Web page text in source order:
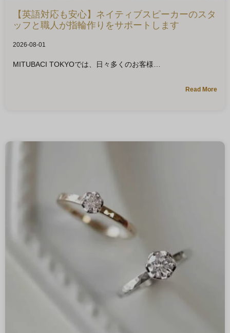
【英語対応も安心】ネイティブスピーカーのスタ
ッフと職人が指輪作りをサポートします
2026-08-01
MITUBACI TOKYOでは、日々多くのお客様
Read More